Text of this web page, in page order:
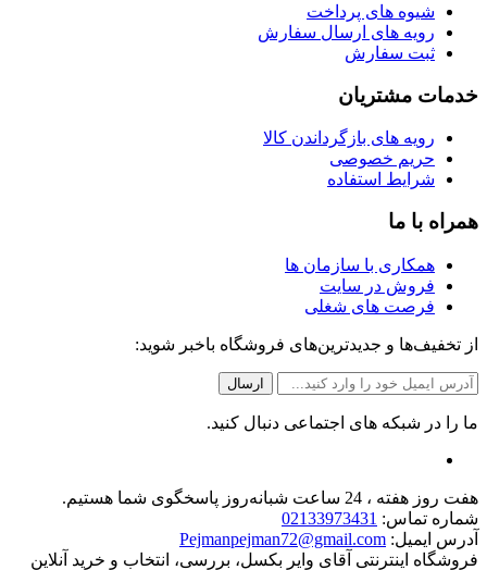
شیوه های پرداخت
رویه های ارسال سفارش
ثبت سفارش
خدمات مشتریان
رویه های بازگرداندن کالا
حریم خصوصی
شرایط استفاده
همراه با ما
همکاری با سازمان ها
فروش در سایت
فرصت های شغلی
از تخفیف‌ها و جدیدترین‌های فروشگاه باخبر شوید:
ما را در شبکه های اجتماعی دنبال کنید.
هفت روز هفته ، 24 ساعت شبانه‌روز پاسخگوی شما هستیم.
شماره تماس: 02133973431
آدرس ایمیل: Pejmanpejman72@gmail.com
فروشگاه اینترنتی آقای وایر بکسل، بررسی، انتخاب و خرید آنلاین